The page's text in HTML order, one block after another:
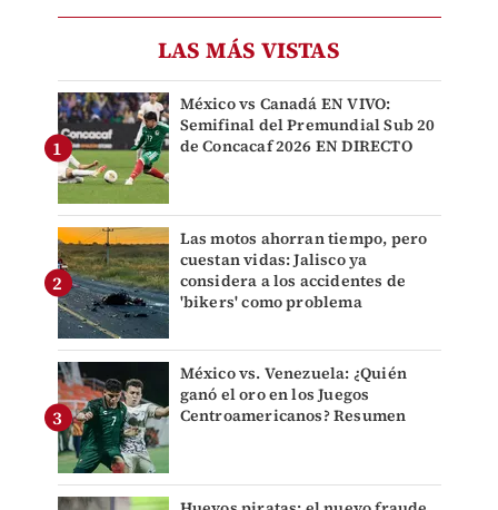
LAS MÁS VISTAS
México vs Canadá EN VIVO:
Semifinal del Premundial Sub 20
de Concacaf 2026 EN DIRECTO
Las motos ahorran tiempo, pero
cuestan vidas: Jalisco ya
considera a los accidentes de
'bikers' como problema
México vs. Venezuela: ¿Quién
ganó el oro en los Juegos
Centroamericanos? Resumen